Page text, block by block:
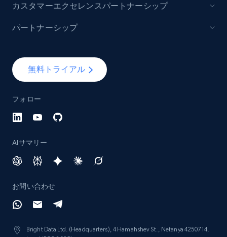
無料トライアル
フォロー
AIサマリー
お問い合わせ
Bright Data Ltd. (Headquarters), 4 Hamahshev St., Netanya 4250714,
カスタマーエクセレンスパートナーシップ
パートナーシップ